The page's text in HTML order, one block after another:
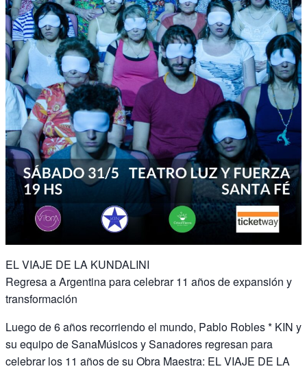
EL VIAJE DE LA KUNDALINI
Regresa a Argentina para celebrar 11 años de expansión y
transformación
Luego de 6 años recorriendo el mundo, Pablo Robles * KIN y
su equipo de SanaMúsicos y Sanadores regresan para
celebrar los 11 años de su Obra Maestra: EL VIAJE DE LA